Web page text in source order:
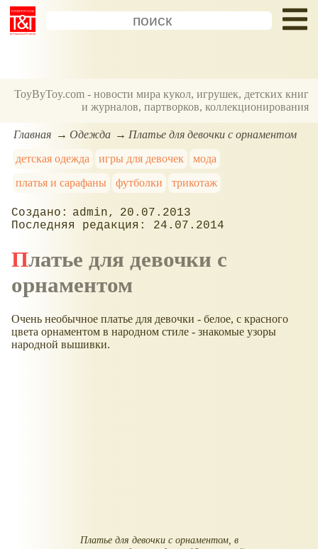
ToyByToy.com - новости мира кукол, игрушек, детских книг
и журналов, партворков, коллекционирования
Главная Одежда
Платье для девочки с орнаментом
детская одежда
игры для девочек
мода
платья и сарафаны
футболки трикотаж
admin
20.07.2013
24.07.2014
Платье для девочки с
орнаментом
Очень необычное платье для девочки - белое, с красного
цвета орнаментом в народном стиле - знакомые узоры
народной вышивки.
Платье для девочки с орнаментом, в